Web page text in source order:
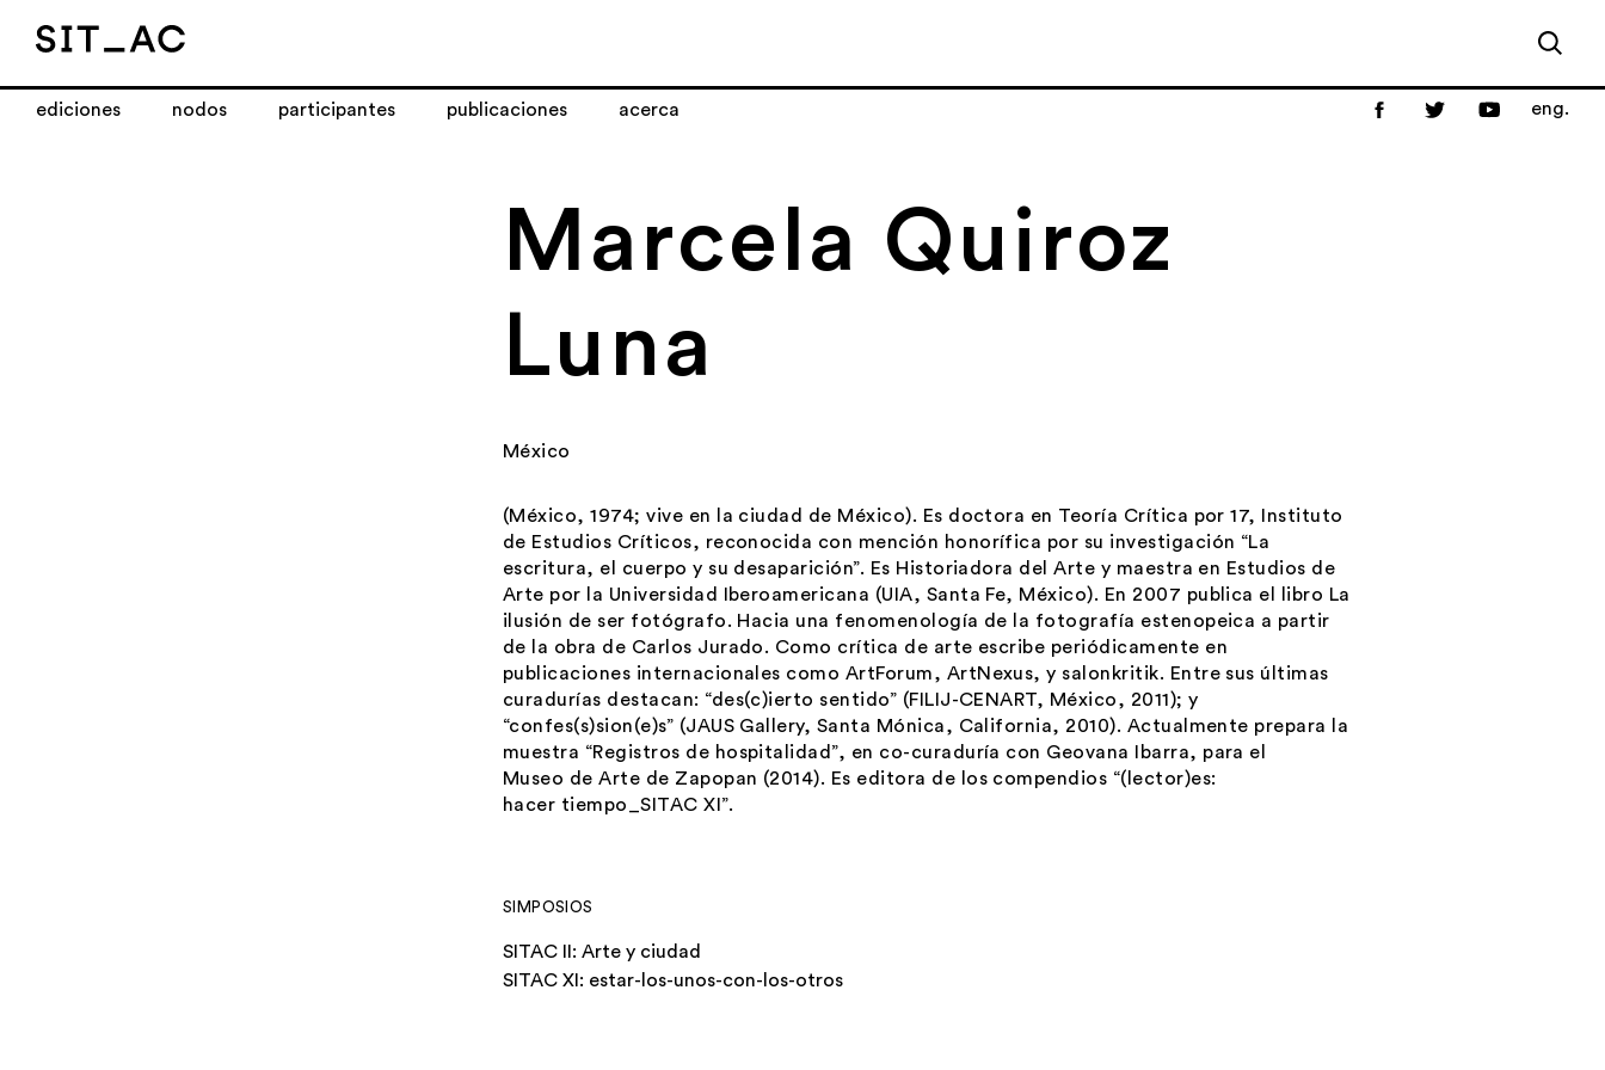
eng.
ediciones nodos participantes publicaciones acerca
Marcela Quiroz
Luna
México
(México, 1974; vive en la ciudad de México). Es doctora en Teoría Crítica por 17, Instituto
de Estudios Críticos, reconocida con mención honorífica por su investigación “La
escritura, el cuerpo y su desaparición”. Es Historiadora del Arte y maestra en Estudios de
Arte por la Universidad Iberoamericana (UIA, Santa Fe, México). En 2007 publica el libro La
ilusión de ser fotógrafo. Hacia una fenomenología de la fotografía estenopeica a partir
de la obra de Carlos Jurado. Como crítica de arte escribe periódicamente en
publicaciones internacionales como ArtForum, ArtNexus, y salonkritik. Entre sus últimas
curadurías destacan: “des(c)ierto sentido” (FILIJ-CENART, México, 2011); y
“confes(s)sion(e)s” (JAUS Gallery, Santa Mónica, California, 2010). Actualmente prepara la
muestra “Registros de hospitalidad”, en co-curaduría con Geovana Ibarra, para el
Museo de Arte de Zapopan (2014). Es editora de los compendios “(lector)es:
hacer tiempo_SITAC XI”.
SIMPOSIOS
SITAC II: Arte y ciudad
SITAC XI: estar-los-unos-con-los-otros